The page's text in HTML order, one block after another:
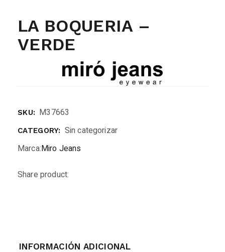
LA BOQUERIA –
VERDE
SKU: M37663
CATEGORY: Sin categorizar
Marca:Miro Jeans
Share product:
INFORMACIÓN ADICIONAL